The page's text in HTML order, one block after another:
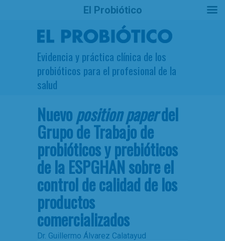
Evidencia y práctica clínica de los
probióticos para el profesional de la
salud
Nuevoposition paperdel
Grupo de Trabajo de
probióticos y prebióticos
de la ESPGHAN sobre el
control de calidad de los
productos
comercializados
Dr. Guillermo Álvarez Calatayud
El Probiótico